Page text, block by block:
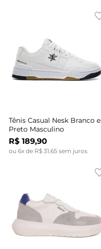
Tênis Casual Nesk Branco e
Preto Masculino
R$ 189,90
ou 6x de R$ 31,65sem juros